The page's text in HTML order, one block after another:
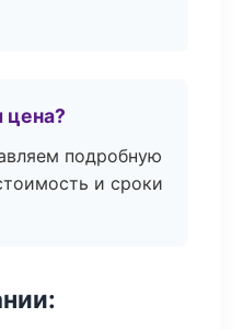
цена?
подробную
и сроки